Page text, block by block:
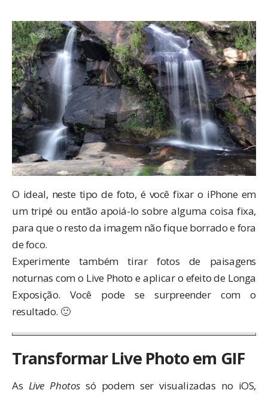
O ideal, neste tipo de foto, é você fixar o iPhone em
um tripé ou então apoiá-lo sobre alguma coisa fixa,
para que o resto da imagem não fique borrado e fora
de foco.
Experimente também tirar fotos de paisagens
noturnas com o Live Photo e aplicar o efeito de Longa
Exposição. Você pode se surpreender com o
resultado. 🙂
Transformar Live Photo em GIF
As Live Photossó podem ser visualizadas no iOS,